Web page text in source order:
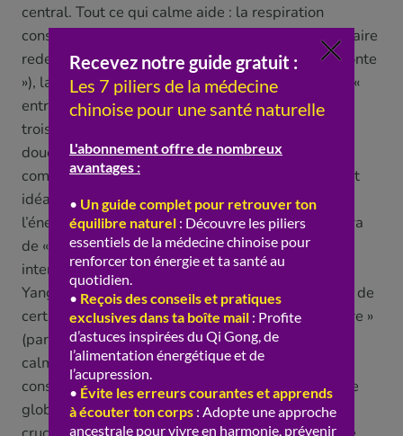
central. Tout ce qui calme aide : la respiration
consciente et lente (particulièrement utile pour « faire
redescendre » l’énergie quand on sent que « ça monte
»), la méditation, la relaxation, et le fait de ne pas «
entretenir le feu » par un rythme de vie effréné. La
troisième piste, ce sont les pratiques corporelles
douces. L’activité physique douce et « ancrante »,
comme le qigong, le tai-chi, la marche, le yoga, est
idéale : elle « fait circuler » et « redescendre »
l’énergie sans « surchauffer ». À l’inverse, on évitera
de « jeter de l’huile sur le feu » avec un sport trop
intense et « échauffant » sur un terrain déjà « trop
Yang » (nous y revenons plus bas). L’automassage de
certains points « apaisants » et « qui font descendre »
(par exemple sous le pied, ou des points qui «
calment le Foie ») est aussi traditionnellement
conseillé. La quatrième piste, c’est l’hygiène de vie
globale : un sommeil suffisant et réparateur est